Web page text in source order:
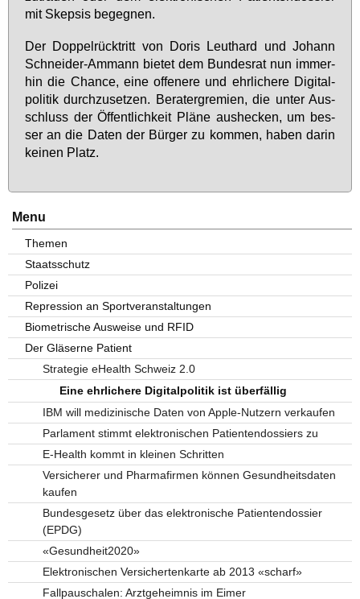
mit Skep­sis be­geg­nen.
Der Dop­pel­rück­tritt von Do­ris Leuthard und Jo­hann
Schnei­der-Am­mann bie­tet dem Bun­des­rat nun im­mer­
hin die Chan­ce, ei­ne of­fe­ne­re und ehr­li­che­re Di­gi­tal­
po­li­tik durch­zu­set­zen. Be­ra­ter­gre­mi­en, die un­ter Aus­
schluss der Öf­fent­lich­keit Plä­ne aus­he­cken, um bes­
ser an die Da­ten der Bür­ger zu kom­men, ha­ben dar­in
kei­nen Platz.
Menu
Themen
Staatsschutz
Polizei
Repression an Sportveranstaltungen
Biometrische Ausweise und RFID
Der Gläserne Patient
Strategie eHealth Schweiz 2.0
Eine ehrlichere Digitalpolitik ist überfällig
IBM will medizinische Daten von Apple-Nutzern verkaufen
Parlament stimmt elektronischen Patientendossiers zu
E-Health kommt in kleinen Schritten
Versicherer und Pharmafirmen können Gesundheitsdaten
kaufen
Bundesgesetz über das elektronische Patientendossier
(EPDG)
«Gesundheit2020»
Elektronischen Versichertenkarte ab 2013 «scharf»
Fallpauschalen: Arztgeheimnis im Eimer